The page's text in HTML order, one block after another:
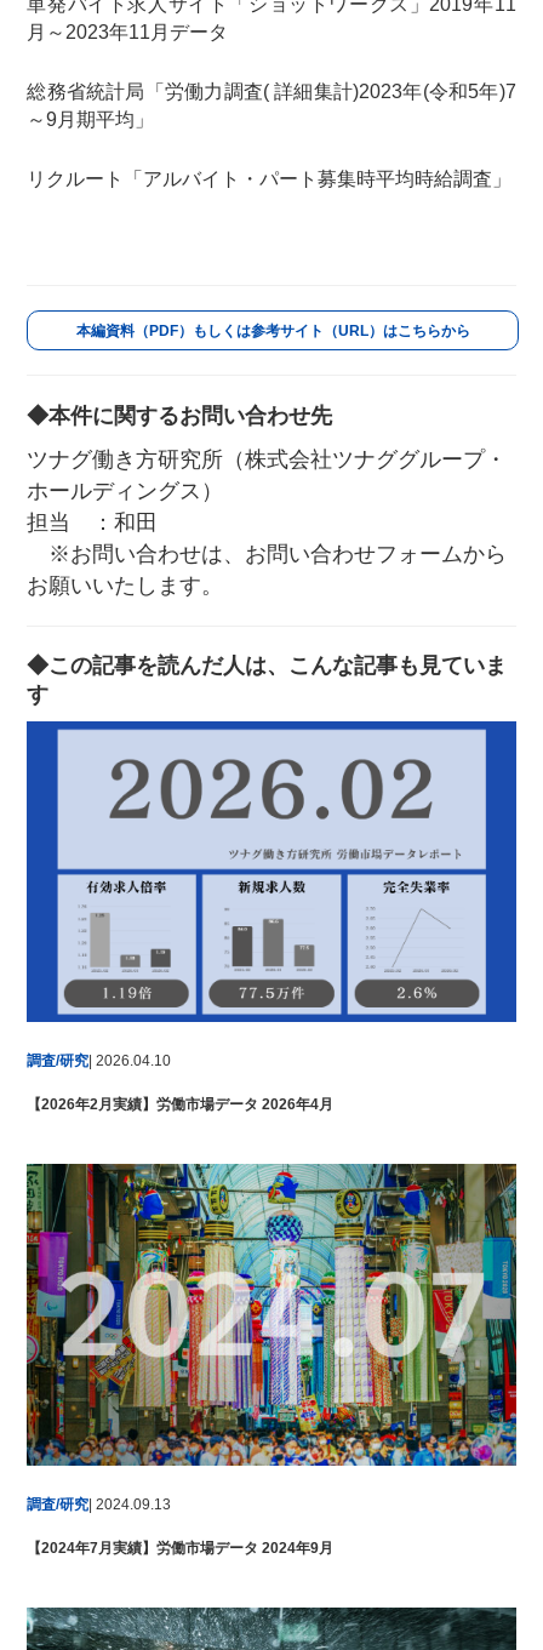
単発バイト求人サイト「ショットワークス」2019年11
月～2023年11月データ
総務省統計局「労働力調査( 詳細集計)2023年(令和5年)7
～9月期平均」
リクルート「アルバイト・パート募集時平均時給調査」
本編資料（PDF）もしくは参考サイト（URL）はこちらから
◆本件に関するお問い合わせ先
ツナグ働き方研究所（株式会社ツナググループ・
ホールディングス）
担当 ：和田
※お問い合わせは、お問い合わせフォームから
お願いいたします。
◆この記事を読んだ人は、こんな記事も見ていま
す
調査/研究 | 2026.04.10
【2026年2月実績】労働市場データ 2026年4月
調査/研究 | 2024.09.13
【2024年7月実績】労働市場データ 2024年9月